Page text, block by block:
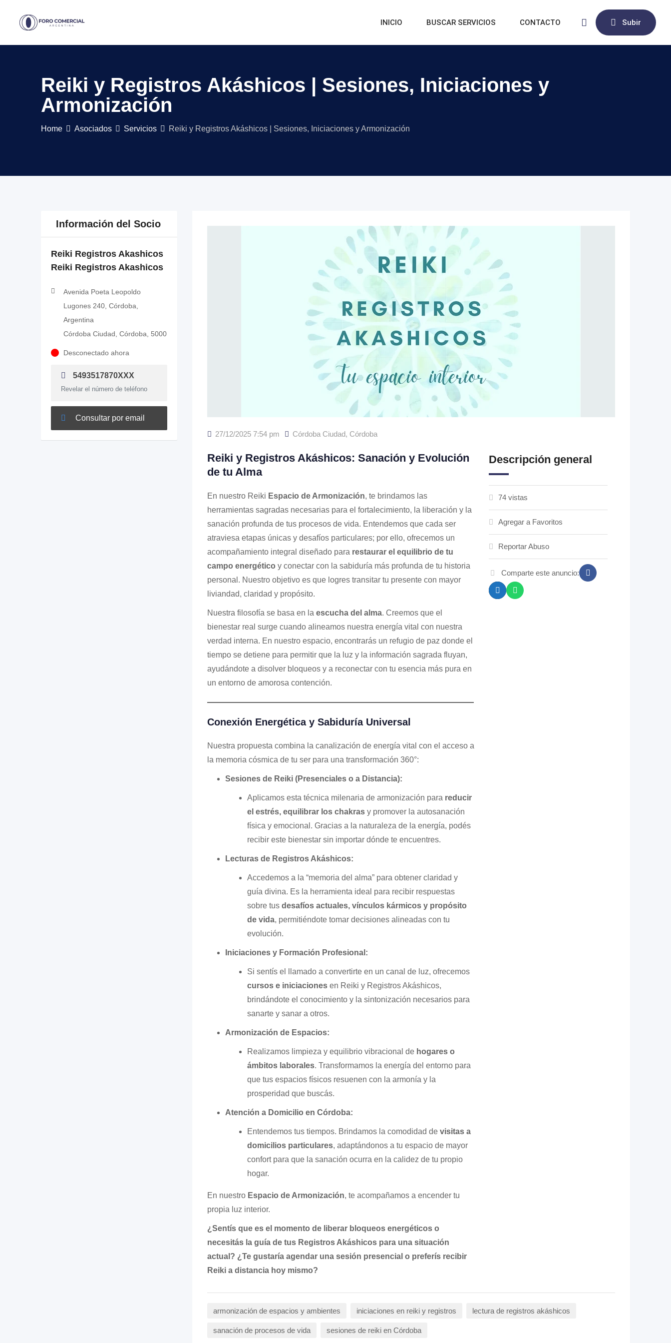
Subir
INICIO BUSCAR SERVICIOS CONTACTO
Reiki y Registros Akáshicos | Sesiones, Iniciaciones y
Armonización
Home Asociados Servicios Reiki y Registros Akáshicos | Sesiones, Iniciaciones y Armonización
Información del Socio
Reiki Registros Akashicos
Reiki Registros Akashicos
Avenida Poeta Leopoldo
Lugones 240, Córdoba,
Argentina
Córdoba Ciudad, Córdoba, 5000
Desconectado ahora
5493517870XXX
Revelar el número de teléfono
Consultar por email
27/12/2025 7:54 pm
Córdoba Ciudad, Córdoba
Reiki y Registros Akáshicos: Sanación y Evolución
de tu Alma
En nuestro Reiki Espacio de Armonización, te brindamos las
herramientas sagradas necesarias para el fortalecimiento, la liberación y la
sanación profunda de tus procesos de vida. Entendemos que cada ser
atraviesa etapas únicas y desafíos particulares; por ello, ofrecemos un
acompañamiento integral diseñado para restaurar el equilibrio de tu
campo energético y conectar con la sabiduría más profunda de tu historia
personal. Nuestro objetivo es que logres transitar tu presente con mayor
liviandad, claridad y propósito.
Nuestra filosofía se basa en la escucha del alma. Creemos que el
bienestar real surge cuando alineamos nuestra energía vital con nuestra
verdad interna. En nuestro espacio, encontrarás un refugio de paz donde el
tiempo se detiene para permitir que la luz y la información sagrada fluyan,
ayudándote a disolver bloqueos y a reconectar con tu esencia más pura en
un entorno de amorosa contención.
Conexión Energética y Sabiduría Universal
Nuestra propuesta combina la canalización de energía vital con el acceso a
la memoria cósmica de tu ser para una transformación 360°:
Sesiones de Reiki (Presenciales o a Distancia):
Aplicamos esta técnica milenaria de armonización para reducir
el estrés, equilibrar los chakrasy promover la autosanación
física y emocional. Gracias a la naturaleza de la energía, podés
recibir este bienestar sin importar dónde te encuentres.
Lecturas de Registros Akáshicos:
Accedemos a la “memoria del alma” para obtener claridad y
guía divina. Es la herramienta ideal para recibir respuestas
sobre tus desafíos actuales, vínculos kármicos y propósito
de vida, permitiéndote tomar decisiones alineadas con tu
evolución.
Iniciaciones y Formación Profesional:
Si sentís el llamado a convertirte en un canal de luz, ofrecemos
cursos e iniciacionesen Reiki y Registros Akáshicos,
brindándote el conocimiento y la sintonización necesarios para
sanarte y sanar a otros.
Armonización de Espacios:
Realizamos limpieza y equilibrio vibracional de hogares o
ámbitos laborales. Transformamos la energía del entorno para
que tus espacios físicos resuenen con la armonía y la
prosperidad que buscás.
Atención a Domicilio en Córdoba:
Entendemos tus tiempos. Brindamos la comodidad de visitas a
domicilios particulares, adaptándonos a tu espacio de mayor
confort para que la sanación ocurra en la calidez de tu propio
hogar.
En nuestro Espacio de Armonización, te acompañamos a encender tu
propia luz interior.
¿Sentís que es el momento de liberar bloqueos energéticos o
necesitás la guía de tus Registros Akáshicos para una situación
actual? ¿Te gustaría agendar una sesión presencial o preferís recibir
Reiki a distancia hoy mismo?
Descripción general
74 vistas
Agregar a Favoritos
Reportar Abuso
Comparte este anuncio:
armonización de espacios y ambientes iniciaciones en reiki y registros lectura de registros akáshicos
sanación de procesos de vida sesiones de reiki en Córdoba